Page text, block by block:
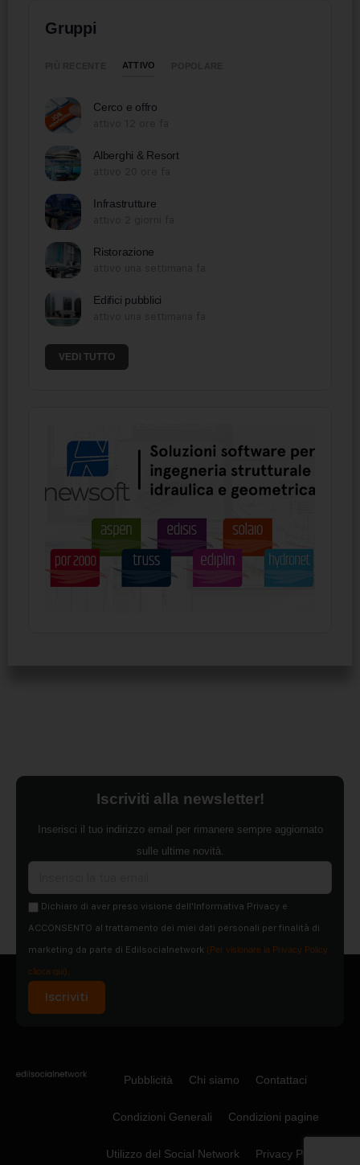
Gruppi
ATTIVO
Cerco e offro
Alberghi & Resort
Infrastrutture
Ristorazione
Edifici pubblici
VEDI TUTTO
Iscriviti alla newsletter!
Inserisci il tuo indirizzo email per rimanere sempre aggiornato
sulle ultime novità.
Dichiaro di aver preso visione dell'Informativa Privacy e
ACCONSENTO al trattamento dei miei dati personali per finalità di
marketing da parte di Edilsocialnetwork (Per visionare la Privacy Policy
clicca qui).
Iscriviti
Pubblicità Chi siamo Contattaci
Condizioni Generali Condizioni pagine
Utilizzo del Social Network Privacy Policy